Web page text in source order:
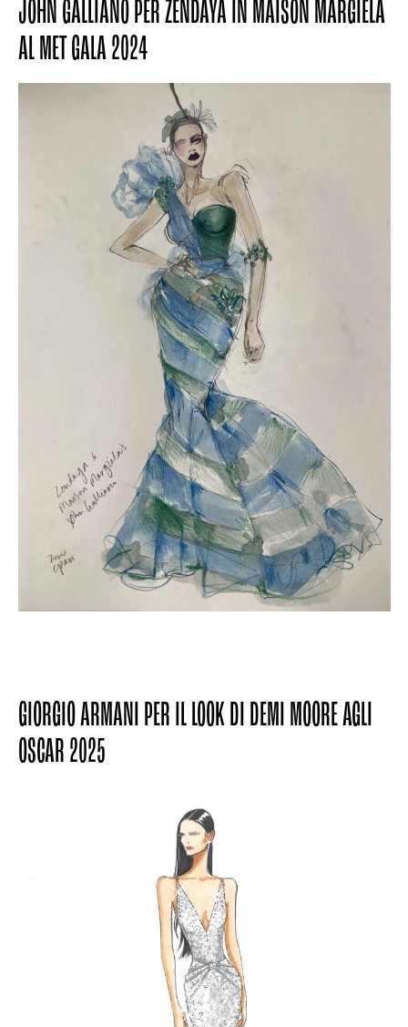
JOHN GALLIANO PER ZENDAYA IN MAISON MARGIELA
AL MET GALA 2024
GIORGIO ARMANI PER IL LOOK DI DEMI MOORE AGLI
OSCAR 2025